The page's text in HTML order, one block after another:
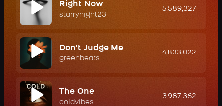
Right Now
starrynight23
5,589,327
Don't Judge Me
greenbeats
4,833,022
The One
coldvibes
3,987,362